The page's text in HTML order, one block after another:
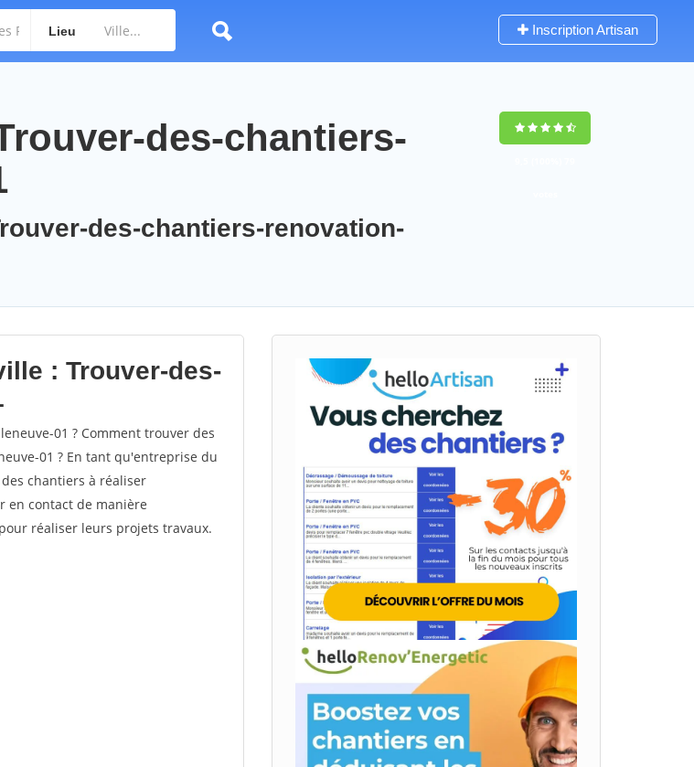
Lieu Inscription Artisan
des-chantiers-
des-chantiers-renovation-
: Trouver-des-
01 ? Comment trouver des
01 ? En tant qu'entreprise du
chantiers à réaliser
en contact de manière
réaliser leurs projets travaux.